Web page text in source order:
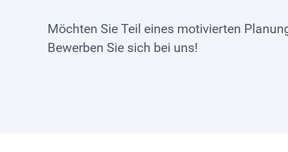
Möchten Sie Teil eines motivierten
Bewerben Sie sich bei uns!